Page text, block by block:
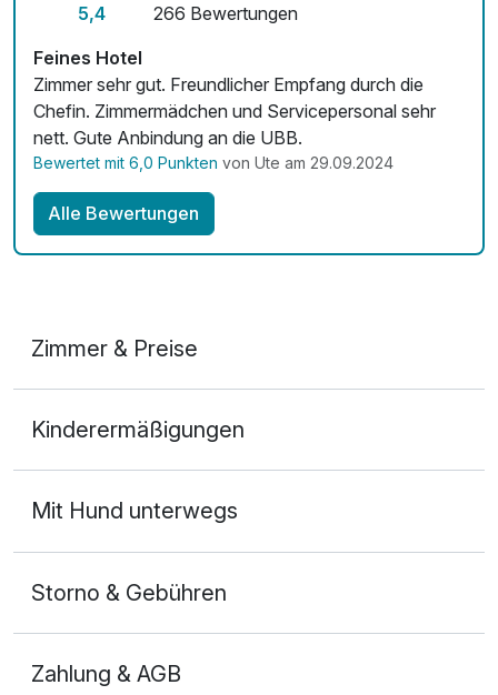
5,4
266 Bewertungen
Feines Hotel
Zimmer sehr gut. Freundlicher Empfang durch die
Chefin. Zimmermädchen und Servicepersonal sehr
nett. Gute Anbindung an die UBB.
Bewertet mit 6,0 Punkten von Ute am 29.09.2024
Alle Bewertungen
Zimmer & Preise
2 Erwachsene und 2 Kinder
Kinderermäßigungen
Mit Hund unterwegs
Storno & Gebühren
Zahlung & AGB